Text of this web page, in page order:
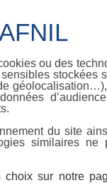
ou des
stockées
du site
similaires ne
sur notre